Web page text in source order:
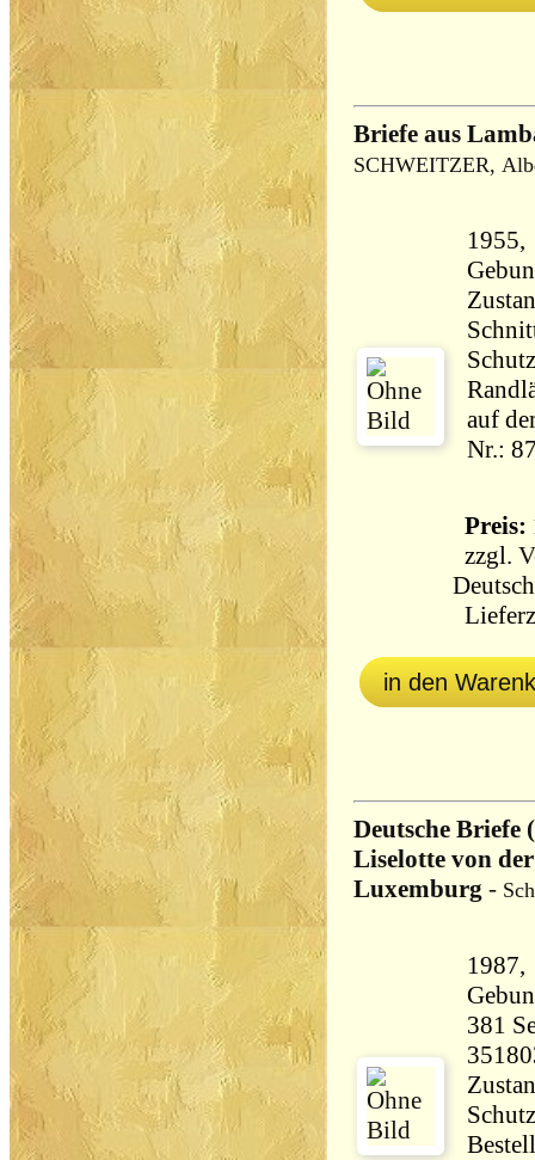
Briefe aus
SCHWEITZER,
auf
Nr.:
Preis:
zzgl.
in den
Deutsche Briefe
Liselotte von
Luxemburg -
381 Seiten